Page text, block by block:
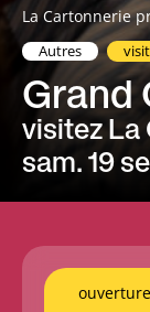
La Cartonnerie
Autres
Grand
visitez La
sam. 19